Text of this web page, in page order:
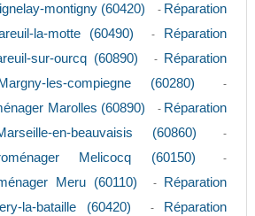
montigny (60420)
- Réparation
la-motte (60490)
-
Réparation
sur-ourcq (60890)
-
Réparation
les-compiegne (60280)
-
Marolles (60890) - Réparation
en-beauvaisis (60860)
-
Melicocq (60150) -
Meru (60110) -
Réparation
la-bataille (60420)
-
Réparation